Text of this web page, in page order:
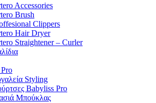
Accessories
Brush
Clippers
Hair Dryer
Straightener – Curler
Styling
Babyliss Pro
Μπούκλας